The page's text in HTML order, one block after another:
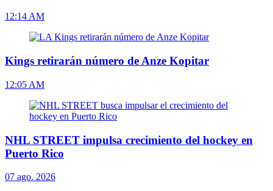
12:14 AM
Kings retirarán número de Anze Kopitar
12:05 AM
NHL STREET impulsa crecimiento del hockey en
Puerto Rico
07 ago. 2026